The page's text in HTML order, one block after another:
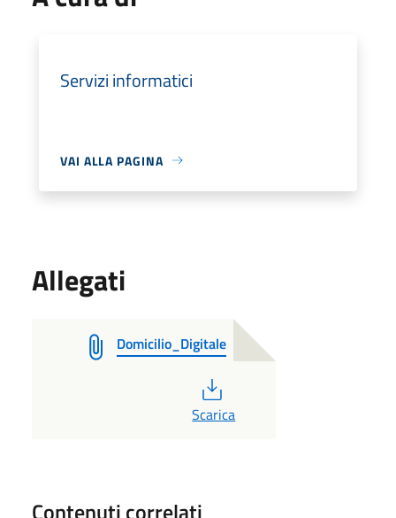
Servizi informatici
VAI ALLA PAGINA
Allegati
Domicilio_Digitale
Scarica
Contenuti correlati